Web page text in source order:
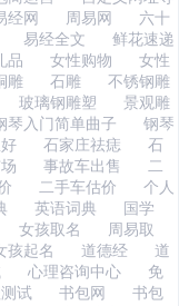
经网 周易网
六十
易经全文
鲜花速递
品 女性购物
女性
雕 石雕
不锈钢雕
玻璃钢雕塑
景观雕
琴入门简单曲子
钢琴
石家庄祛痣
石
事故车出售
二
二手车估价
个人
英语词典
国学
女孩取名
周易取
孩起名 道德经
道
心理咨询中心
免
试 书包网
书包